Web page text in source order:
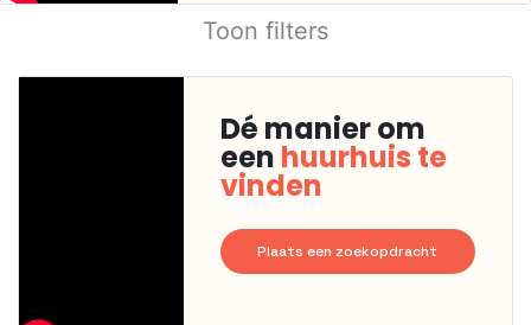
Toon filters
Dé manier om
een huurhuis te
vinden
Plaats een zoekopdracht